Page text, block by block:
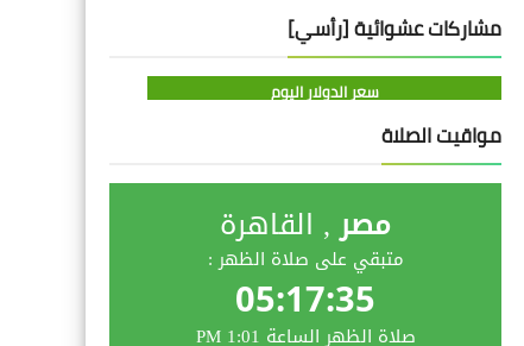
مشاركات عشوائية [رأسي]
سعر الدولار اليوم
مواقيت الصلاة